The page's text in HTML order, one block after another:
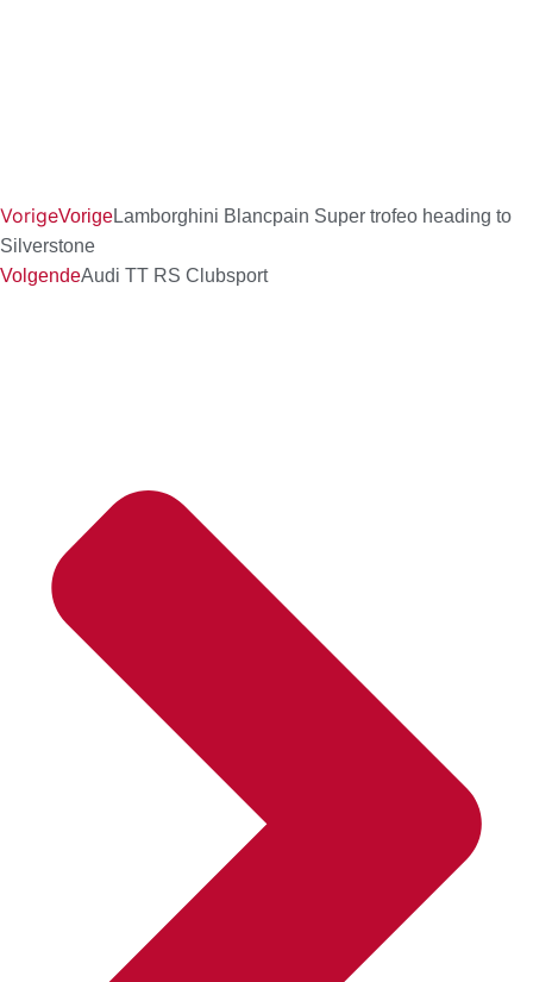
VorigeVorigeLamborghini Blancpain Super trofeo heading to
Silverstone
VolgendeAudi TT RS Clubsport